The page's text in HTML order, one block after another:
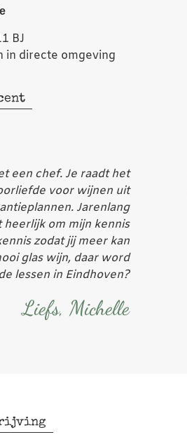
BJ
in directe omgeving
een chef. Je raadt het
voor wijnen uit
Jarenlang
heerlijk om mijn kennis
zodat jij meer kan
glas wijn, daar word
lessen in Eindhoven?
Liefs, Michelle